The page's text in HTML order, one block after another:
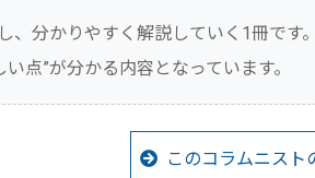
分かりやすく解説していく1冊です。
点”が分かる内容となっています。
このコラムニスト